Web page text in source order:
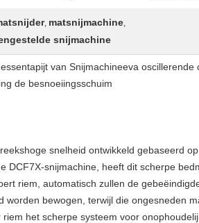
, matsnijmachine,
snijmachine
van Snijmachineeva oscillerende
de besnoeiingsschuim
snelheid ontwikkeld gebaseerd
DCF7X-snijmachine, heeft dit scherpe
riem, automatisch zullen de
worden bewogen, terwijl die ongesneden
het scherpe systeem voor